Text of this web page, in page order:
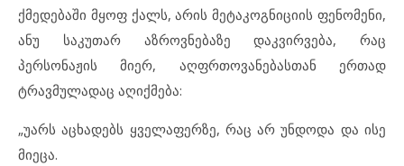
ქმედებაში მყოფ ქალს, არის მეტაკოგნიციის ფენომენი,
ანუ საკუთარ აზროვნებაზე დაკვირვება, რაც
პერსონაჟის მიერ, აღფრთოვანებასთან ერთად
ტრავმულადაც აღიქმება:
„უარს აცხადებს ყველაფერზე, რაც არ უნდოდა და ისე
მიეცა.